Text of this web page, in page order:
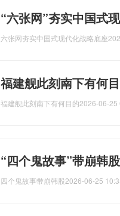
“六张网”夯实中国式
六张网夯实中国式现代化战略底座
福建舰此刻南下有何
福建舰此刻南下有何目的2026-06-25
“四个鬼故事”带崩韩
四个鬼故事带崩韩股2026-06-25